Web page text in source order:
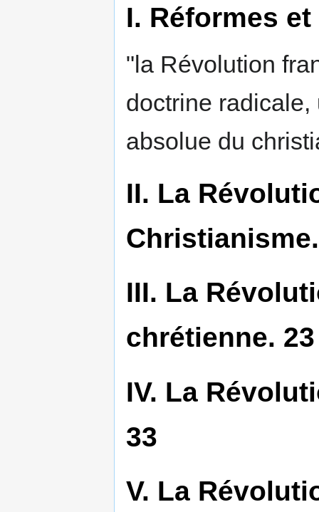
I. Réformes
"la Révolution
doctrine
absolue du
II. La
III. La
chrétienne. 23
IV. La
33
V. La